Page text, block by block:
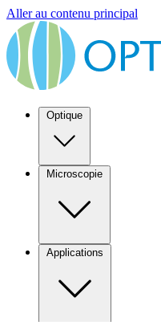
Aller au contenu principal
Optique
Microscopie
Applications